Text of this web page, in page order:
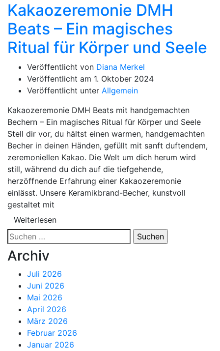
Kakaozeremonie DMH
Beats – Ein magisches
Ritual für Körper und Seele
Veröffentlicht von Diana Merkel
Veröffentlicht am 1. Oktober 2024
Veröffentlicht unter Allgemein
Kakaozeremonie DMH Beats mit handgemachten
Bechern – Ein magisches Ritual für Körper und Seele
Stell dir vor, du hältst einen warmen, handgemachten
Becher in deinen Händen, gefüllt mit sanft duftendem,
zeremoniellen Kakao. Die Welt um dich herum wird
still, während du dich auf die tiefgehende,
herzöffnende Erfahrung einer Kakaozeremonie
einlässt. Unsere Keramikbrand-Becher, kunstvoll
gestaltet mit
Weiterlesen
Suchen
nach:
Archiv
Juli 2026
Juni 2026
Mai 2026
April 2026
März 2026
Februar 2026
Januar 2026